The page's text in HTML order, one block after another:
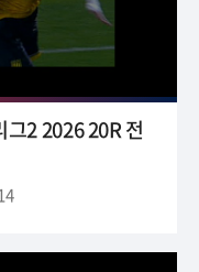
2 2026 20R 전